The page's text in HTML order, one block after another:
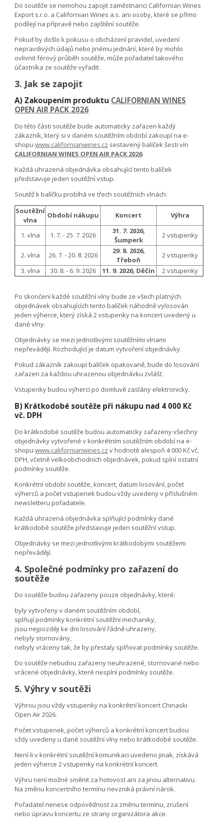
Do soutěže se nemohou zapojit zaměstnanci Californian Wines
Export s.r.o. a Californian Wines a.s. ani osoby, které se přímo
podílejí na přípravě nebo zajištění soutěže.
Pokud by došlo k pokusu o obcházení pravidel, uvedení
nepravdivých údajů nebo jinému jednání, které by mohlo
ovlivnit férový průběh soutěže, může pořadatel takového
účastníka ze soutěže vyřadit.
3. Jak se zapojit
A) Zakoupením produktu CALIFORNIAN WINES
OPEN AIR PACK 2026
Do této části soutěže bude automaticky zařazen každý
zákazník, který si v daném soutěžním období zakoupí na e-
shopu www.californianwines.cz sestavený balíček šesti vín
CALIFORNIAN WINES OPEN AIR PACK 2026.
Každá uhrazená objednávka obsahující tento balíček
představuje jeden soutěžní vstup.
Soutěž k balíčku probíhá ve třech soutěžních vlnách:
Soutěžní
vlna
Období nákupu Koncert Výhra
1. vlna 1. 7. - 25. 7. 2026
31. 7. 2026,
Šumperk
2 vstupenky
2. vlna 26. 7. - 20. 8. 2026
29. 8. 2026,
Třeboň
2 vstupenky
3. vlna
30. 8. - 6. 9. 2026 11. 9. 2026, Děčín 2 vstupenky
Po skončení každé soutěžní vlny bude ze všech platných
objednávek obsahujících tento balíček náhodně vylosován
jeden výherce, který získá 2 vstupenky na koncert uvedený u
dané vlny.
Objednávky se mezi jednotlivými soutěžními vlnami
nepřevádějí. Rozhodující je datum vytvoření objednávky.
Pokud zákazník zakoupí balíček opakovaně, bude do losování
zařazen za každou uhrazenou objednávku zvlášť.
Vstupenky budou výherci po domluvě zaslány elektronicky.
B) Krátkodobé soutěže při nákupu nad 4 000 Kč
vč. DPH
Do krátkodobé soutěže budou automaticky zařazeny všechny
objednávky vytvořené v konkrétním soutěžním období na e-
shopu www.californianwines.cz v hodnotě alespoň 4 000 Kč vč.
DPH, včetně velkoobchodních objednávek, pokud splní ostatní
podmínky soutěže.
Konkrétní období soutěže, koncert, datum losování, počet
výherců a počet vstupenek budou vždy uvedeny v příslušném
newsletteru pořadatele.
Každá uhrazená objednávka splňující podmínky dané
krátkodobé soutěže představuje jeden soutěžní vstup.
Objednávky se mezi jednotlivými krátkodobými soutěžemi
nepřevádějí.
4. Společné podmínky pro zařazení do
soutěže
Do soutěže budou zařazeny pouze objednávky, které:
byly vytvořeny v daném soutěžním období,
splňují podmínky konkrétní soutěžní mechaniky,
jsou nejpozději ke dni losování řádně uhrazeny,
nebyly stornovány,
nebyly vráceny tak, že by přestaly splňovat podmínky soutěže.
Do soutěže nebudou zařazeny neuhrazené, stornované nebo
vrácené objednávky, které nesplní podmínky soutěže.
5. Výhry v soutěži
Výhrou jsou vždy vstupenky na konkrétní koncert Chinaski
Open Air 2026.
Počet vstupenek, počet výherců a konkrétní koncert budou
vždy uvedeny u dané soutěžní vlny nebo krátkodobé soutěže.
Není-li v konkrétní soutěžní komunikaci uvedeno jinak, získává
jeden výherce 2 vstupenky na konkrétní koncert.
Výhru není možné směnit za hotovost ani za jinou alternativu.
Na změnu koncertního termínu nevzniká právní nárok.
Pořadatel nenese odpovědnost za změnu termínu, zrušení
nebo úpravu koncertu ze strany organizátora akce.